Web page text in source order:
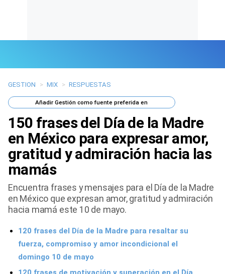
Últimas Noticias
Mi Bolsillo
Respuestas
Gente
Tendencias Mix
GESTION > MIX > RESPUESTAS
AñadirGestión como fuente preferida en
150 frases del Día de la Madre
en México para expresar amor,
gratitud y admiración hacia las
mamás
Encuentra frases y mensajes para el Día de la Madre
en México que expresan amor, gratitud y admiración
hacia mamá este 10 de mayo.
120 frases del Día de la Madre para resaltar su
fuerza, compromiso y amor incondicional el
domingo 10 de mayo